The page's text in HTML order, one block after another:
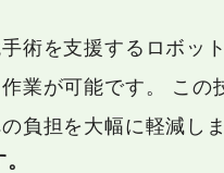
術を支援するロボッ
業が可能です。 この
負担を大幅に軽減しま